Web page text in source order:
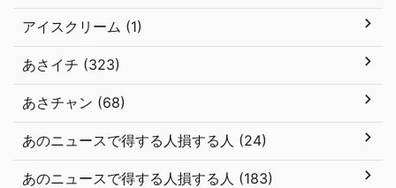
アイスクリーム (1)
あさイチ (323)
あさチャン (68)
あのニュースで得する人損する人 (24)
あのニュースで得する人損する人 (183)